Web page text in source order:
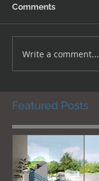
Featured Posts
Comments
Write a comment...